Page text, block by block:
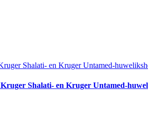
Shalati- en Kruger Untamed-